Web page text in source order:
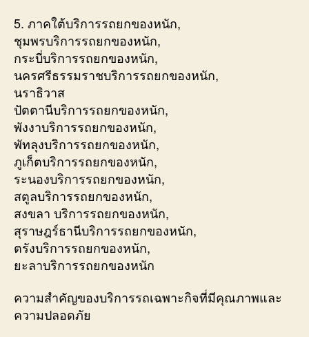
5. ภาคใต้บริการรถยกของหนัก,
ชุมพรบริการรถยกของหนัก,
กระบี่บริการรถยกของหนัก,
นครศรีธรรมราชบริการรถยกของหนัก,
นราธิวาส
ปัตตานีบริการรถยกของหนัก,
พังงาบริการรถยกของหนัก,
พัทลุงบริการรถยกของหนัก,
ภูเก็ตบริการรถยกของหนัก,
ระนองบริการรถยกของหนัก,
สตูลบริการรถยกของหนัก,
สงขลา บริการรถยกของหนัก,
สุราษฎร์ธานีบริการรถยกของหนัก,
ตรังบริการรถยกของหนัก,
ยะลาบริการรถยกของหนัก
ความสำคัญของบริการรถเฉพาะกิจที่มีคุณภาพและ
ความปลอดภัย